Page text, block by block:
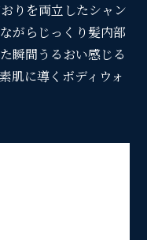
りを両立したシャン
がらじっくり髪内部
瞬間うるおい感じる
肌に導くボディウォ